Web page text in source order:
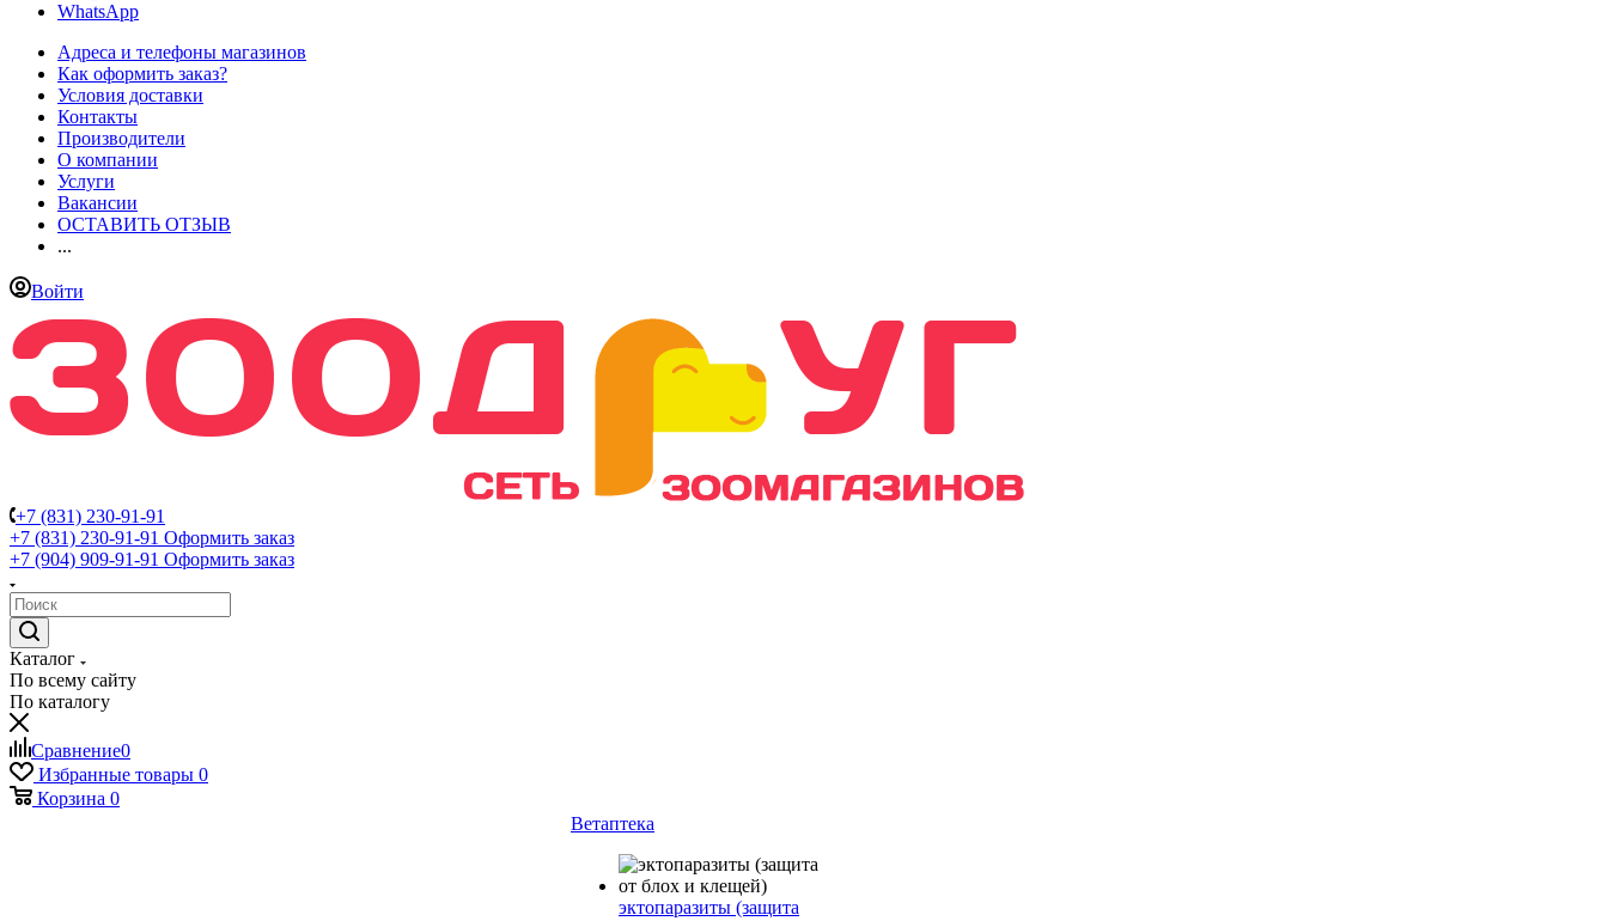
WhatsApp
Адреса и телефоны магазинов
Как оформить заказ?
Условия доставки
Контакты
Производители
О компании
Услуги
Вакансии
ОСТАВИТЬ ОТЗЫВ
...
Войти
+7 (831) 230-91-91
+7 (831) 230-91-91 Оформить заказ
+7 (904) 909-91-91 Оформить заказ
Каталог
По всему сайту
По каталогу
Сравнение0
Избранные товары 0
Корзина 0
Ветаптека
эктопаразиты (защита